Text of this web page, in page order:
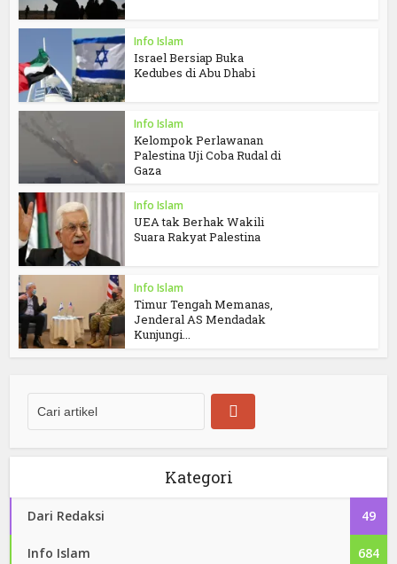
Info Islam
Israel Bersiap Buka
Kedubes di Abu Dhabi
Info Islam
Kelompok Perlawanan
Palestina Uji Coba Rudal di
Gaza
Info Islam
UEA tak Berhak Wakili
Suara Rakyat Palestina
Info Islam
Timur Tengah Memanas,
Jenderal AS Mendadak
Kunjungi...
Kategori
Dari Redaksi 49
Info Islam 684